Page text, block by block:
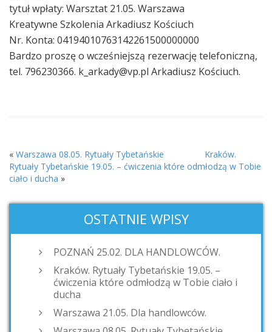
tytuł wpłaty: Warsztat 21.05. Warszawa
Kreatywne Szkolenia Arkadiusz Kościuch
Nr. Konta: 04194010763142261500000000
Bardzo proszę o wcześniejszą rezerwację telefoniczną,
tel. 796230366. k_arkady@vp.pl Arkadiusz Kościuch.
« Warszawa 08.05. Rytuały Tybetańskie
Kraków.
Rytuały Tybetańskie 19.05. – ćwiczenia które odmłodzą w Tobie
ciało i ducha »
OSTATNIE WPISY
POZNAŃ 25.02. DLA HANDLOWCÓW.
Kraków. Rytuały Tybetańskie 19.05. –
ćwiczenia które odmłodzą w Tobie ciało i
ducha
Warszawa 21.05. Dla handlowców.